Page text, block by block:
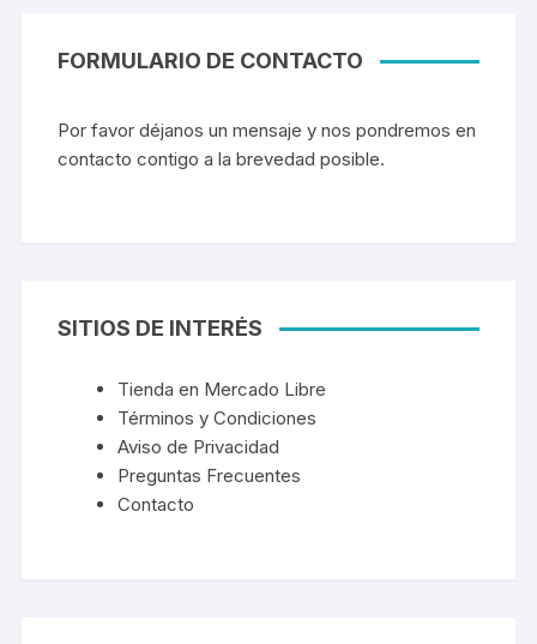
FORMULARIO DE CONTACTO
Por favor déjanos un mensaje y nos pondremos en
contacto contigo a la brevedad posible.
SITIOS DE INTERÉS
Tienda en Mercado Libre
Términos y Condiciones
Aviso de Privacidad
Preguntas Frecuentes
Contacto